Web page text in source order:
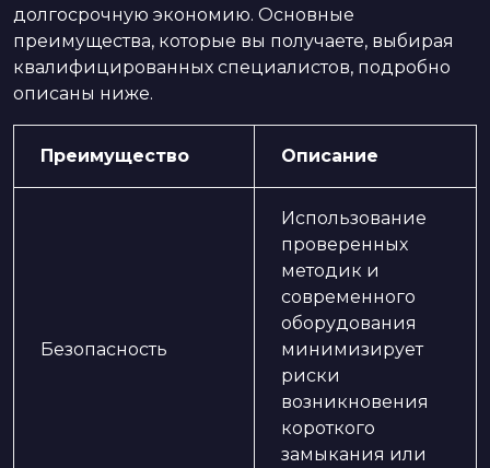
долгосрочную экономию. Основные
преимущества, которые вы получаете, выбирая
квалифицированных специалистов, подробно
описаны ниже.
Преимущество Описание
Безопасность
Использование
проверенных
методик и
современного
оборудования
минимизирует
риски
возникновения
короткого
замыкания или